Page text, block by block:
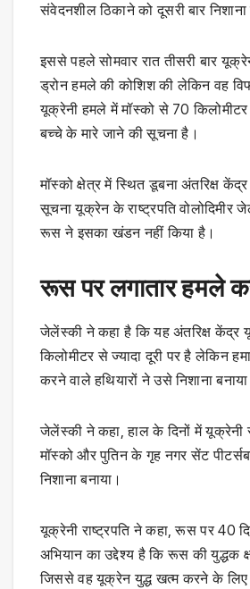
संवेदनशील ठिकाने को दूसरी बार निशाना
इससे पहले सोमवार रात तीसरी बार
ड्रोन हमले की कोशिश की लेकिन वह
यूक्रेनी हमले में मॉस्को से 70
बच्चे के मारे जाने की सूचना है।
मॉस्को क्षेत्र में स्थित डूबना अंतरिक्ष
सूचना यूक्रेन के राष्ट्रपति वोलोदिमीर
रूस ने इसका खंडन नहीं किया है।
रूस पर लगातार हमले
जेलेंस्की ने कहा है कि यह अंतरिक्ष
किलोमीटर से ज्यादा दूरी पर है लेकिन
करने वाले हथियारों ने उसे निशाना
जेलेंस्की ने कहा, हाल के दिनों में यूक्रेनी
मॉस्को और पुतिन के गृह नगर सेंट
निशाना बनाया।
यूक्रेनी राष्ट्रपति ने कहा, रूस पर 40
अभियान का उद्देश्य है कि रूस की युद्धक
जिससे वह यूक्रेन युद्ध खत्म करने के लिए